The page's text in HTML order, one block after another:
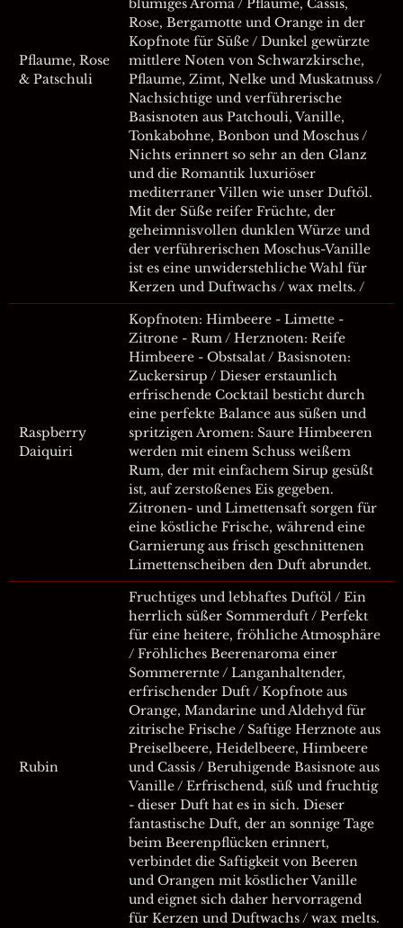
Pflaume, Rose
& Patschuli
blumiges Aroma / Pflaume, Cassis,
Rose, Bergamotte und Orange in der
Kopfnote für Süße / Dunkel gewürzte
mittlere Noten von Schwarzkirsche,
Pflaume, Zimt, Nelke und Muskatnuss /
Nachsichtige und verführerische
Basisnoten aus Patchouli, Vanille,
Tonkabohne, Bonbon und Moschus /
Nichts erinnert so sehr an den Glanz
und die Romantik luxuriöser
mediterraner Villen wie unser Duftöl.
Mit der Süße reifer Früchte, der
geheimnisvollen dunklen Würze und
der verführerischen Moschus-Vanille
ist es eine unwiderstehliche Wahl für
Kerzen und Duftwachs / wax melts. /
Raspberry
Daiquiri
Kopfnoten: Himbeere - Limette -
Zitrone - Rum / Herznoten: Reife
Himbeere - Obstsalat / Basisnoten:
Zuckersirup / Dieser erstaunlich
erfrischende Cocktail besticht durch
eine perfekte Balance aus süßen und
spritzigen Aromen: Saure Himbeeren
werden mit einem Schuss weißem
Rum, der mit einfachem Sirup gesüßt
ist, auf zerstoßenes Eis gegeben.
Zitronen- und Limettensaft sorgen für
eine köstliche Frische, während eine
Garnierung aus frisch geschnittenen
Limettenscheiben den Duft abrundet.
Rubin
Fruchtiges und lebhaftes Duftöl / Ein
herrlich süßer Sommerduft / Perfekt
für eine heitere, fröhliche Atmosphäre
/ Fröhliches Beerenaroma einer
Sommerernte / Langanhaltender,
erfrischender Duft / Kopfnote aus
Orange, Mandarine und Aldehyd für
zitrische Frische / Saftige Herznote aus
Preiselbeere, Heidelbeere, Himbeere
und Cassis / Beruhigende Basisnote aus
Vanille / Erfrischend, süß und fruchtig
- dieser Duft hat es in sich. Dieser
fantastische Duft, der an sonnige Tage
beim Beerenpflücken erinnert,
verbindet die Saftigkeit von Beeren
und Orangen mit köstlicher Vanille
und eignet sich daher hervorragend
für Kerzen und Duftwachs / wax melts.